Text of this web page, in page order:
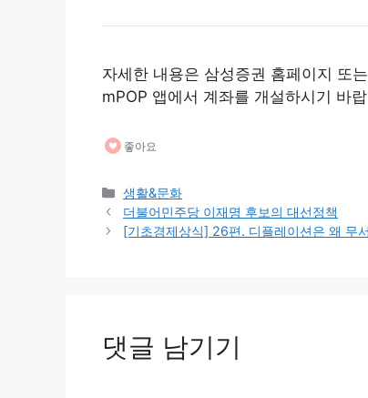
자세한 내용은 삼성증권 홈페이지 또
mPOP 앱에서 계좌를 개설하시기 바
좋아요
카
테
고
생활&문화
더불어민주당 이재명 후보의 대선정책
[기초경제상식] 26편. 디플레이션은 왜 무
댓글 남기기